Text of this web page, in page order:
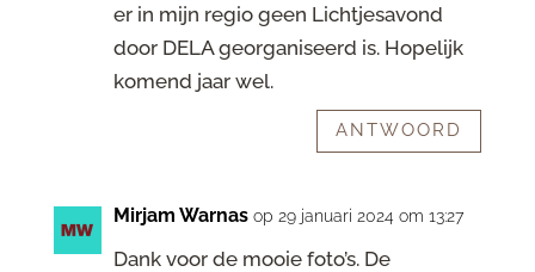
er in mijn regio geen Lichtjesavond
door DELA georganiseerd is. Hopelijk
komend jaar wel.
ANTWOORD
Mirjam Warnas op 29 januari 2024 om 13:27
Dank voor de mooie foto’s. De